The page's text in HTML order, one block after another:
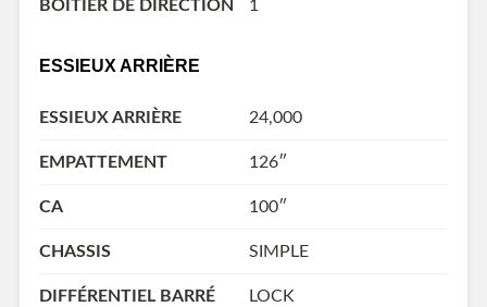
BOÎTIER DE DIRECTION 1
ESSIEUX ARRIÈRE
ESSIEUX ARRIÈRE 24,000
EMPATTEMENT 126″
CA 100″
CHASSIS SIMPLE
DIFFÉRENTIEL BARRÉ LOCK